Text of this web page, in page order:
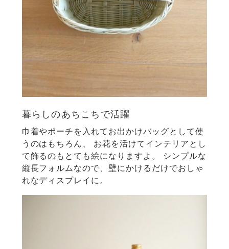
暮らしのあちこちで活躍
巾着やポーチを入れてお出かけバッグとして使
うのはもちろん、
お花を活けてインテリアとし
て飾るのもとても絵になりますよ。
シンプルな
縦長フォルムなので、壁にかけるだけでおしゃ
れなディスプレイに。